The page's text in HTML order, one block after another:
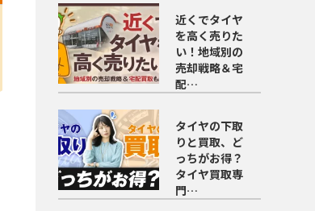
近くでタイヤ
を高く売りた
い！地域別の
売却戦略＆宅
配…
タイヤの下取
りと買取、ど
っちがお得？
タイヤ買取専
門…